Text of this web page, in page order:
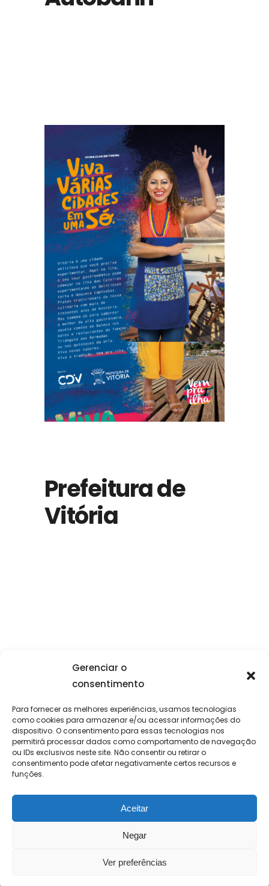
Gerenciar o
consentimento
Para fornecer as melhores experiências, usamos tecnologias
como cookies para armazenar e/ou acessar informações do
dispositivo. O consentimento para essas tecnologias nos
permitirá processar dados como comportamento de navegação
ou IDs exclusivos neste site. Não consentir ou retirar o
consentimento pode afetar negativamente certos recursos e
funções.
Aceitar
Negar
Ver preferências
Prefeitura de
Vitória
Paginação
de
posts
reservados